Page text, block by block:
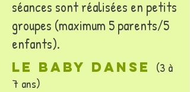
séances sont réalisées en petits
groupes (maximum 5 parents/5
enfants).
Le baby danse (3 à
7 ans)